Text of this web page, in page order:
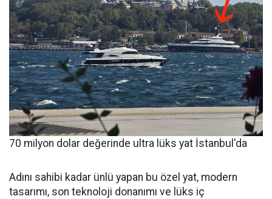
70 milyon dolar değerinde ultra lüks yat İstanbul'da
Adını sahibi kadar ünlü yapan bu özel yat, modern
tasarımı, son teknoloji donanımı ve lüks iç